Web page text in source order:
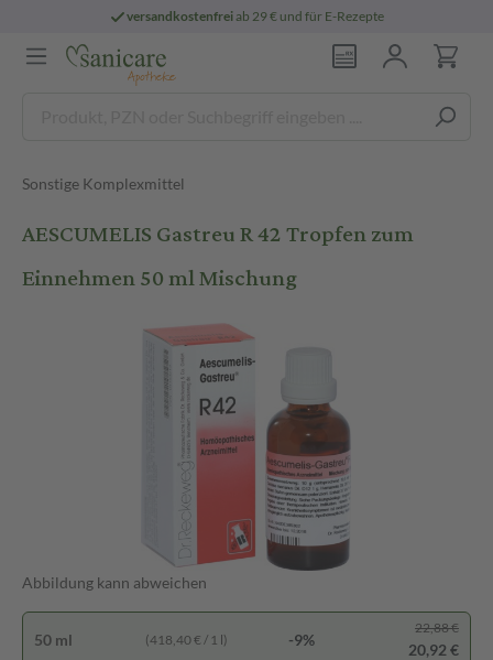
versandkostenfreiab 29 € und für E-Rezepte
Sonstige Komplexmittel
AESCUMELIS Gastreu R 42 Tropfen zum
Einnehmen 50 ml Mischung
Abbildung kann abweichen
50 ml (418,40 € / 1 l) -9%
22,88 €
20,92 €